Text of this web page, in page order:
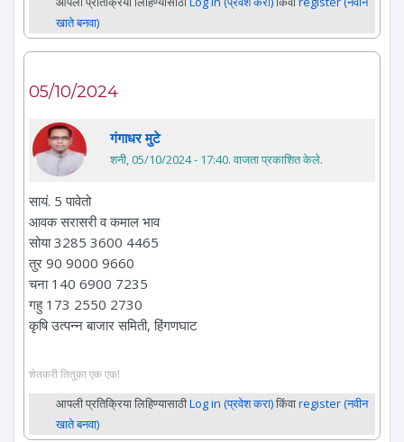
खाते बनवा)
05/10/2024
गंगाधर मुटे
शनी, 05/10/2024 - 17:40. वाजता प्रकाशित केले.
सायं. 5 पावेतो
आवक सरासरी व कमाल भाव
सोया 3285 3600 4465
तुर 90 9000 9660
चना 140 6900 7235
गहु 173 2550 2730
कृषि उत्पन्न बाजार समिती, हिंगणघाट
शेतकरी तितुका एक एक!
आपली प्रतिक्रिया लिहिण्यासाठीLog in (प्रवेश करा)किंवाregister (नवीन
खाते बनवा)